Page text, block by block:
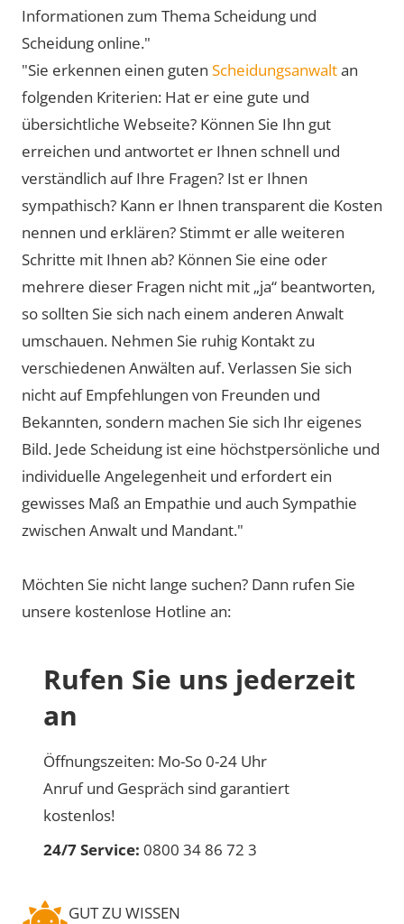
Informationen zum Thema Scheidung und
Scheidung online."
"Sie erkennen einen guten Scheidungsanwaltan
folgenden Kriterien: Hat er eine gute und
übersichtliche Webseite? Können Sie Ihn gut
erreichen und antwortet er Ihnen schnell und
verständlich auf Ihre Fragen? Ist er Ihnen
sympathisch? Kann er Ihnen transparent die Kosten
nennen und erklären? Stimmt er alle weiteren
Schritte mit Ihnen ab? Können Sie eine oder
mehrere dieser Fragen nicht mit „ja“ beantworten,
so sollten Sie sich nach einem anderen Anwalt
umschauen. Nehmen Sie ruhig Kontakt zu
verschiedenen Anwälten auf. Verlassen Sie sich
nicht auf Empfehlungen von Freunden und
Bekannten, sondern machen Sie sich Ihr eigenes
Bild. Jede Scheidung ist eine höchstpersönliche und
individuelle Angelegenheit und erfordert ein
gewisses Maß an Empathie und auch Sympathie
zwischen Anwalt und Mandant."
Möchten Sie nicht lange suchen? Dann rufen Sie
unsere kostenlose Hotline an:
Rufen Sie uns jederzeit
an
Öffnungszeiten: Mo-So 0-24 Uhr
Anruf und Gespräch sind garantiert
kostenlos!
24/7 Service: 0800 34 86 72 3
GUT ZU WISSEN